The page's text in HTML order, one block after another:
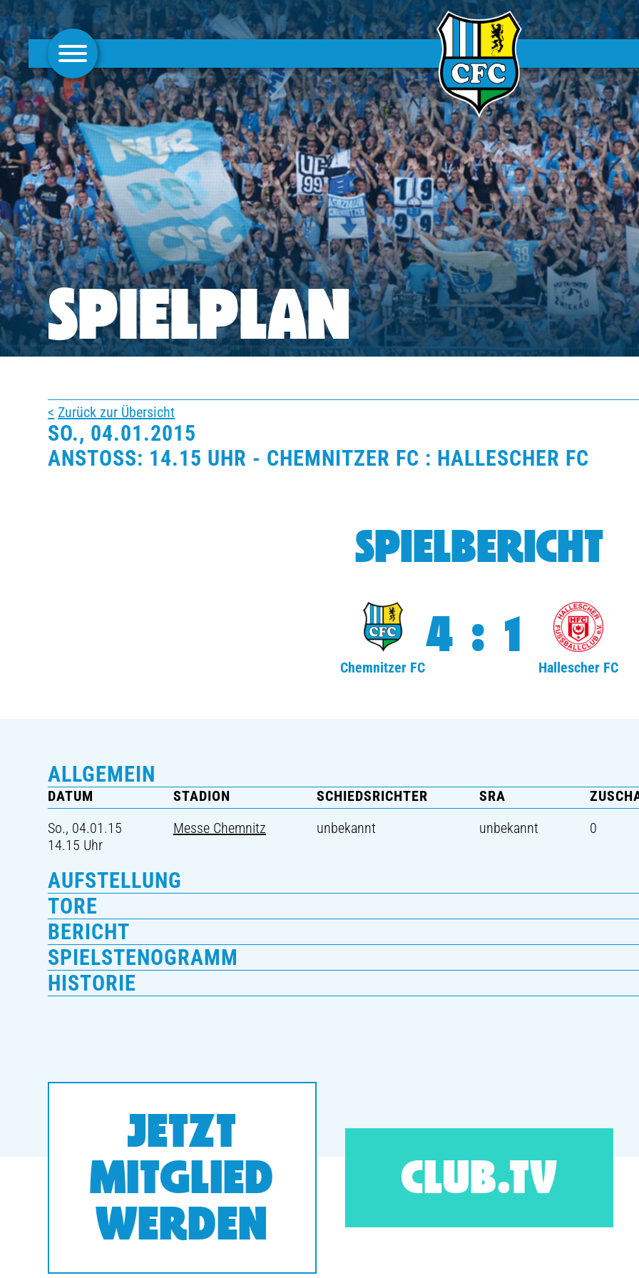
AKTUELLES
1. MANNSCHAFT
FRAUEN
CAMPUS
CLUB
CLUBMITGLIEDSCHAFT
BUSINESS
SÜDKURVE
TICKETING
SPIELPLAN
Zurück zur Übersicht
SO., 04.01.2015
ANSTOSS: 14.15 UHR - CHEMNITZER FC : HALLESCHER FC
SPIELBERICHT
Chemnitzer FC
4:1
Hallescher FC
ALLGEMEIN
DATUM
So., 04.01.15
14.15 Uhr
STADION
Messe Chemnitz
SCHIEDSRICHTER
unbekannt
SRA
unbekannt
0
AUFSTELLUNG
TORE
BERICHT
SPIELSTENOGRAMM
HISTORIE
JETZT
MITGLIED
WERDEN
CLUB.TV